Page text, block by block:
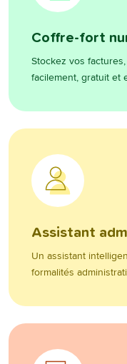
Coffre-fort
Stockez vos
facilement, gratuit et
Assistant
Un assistant
formalités